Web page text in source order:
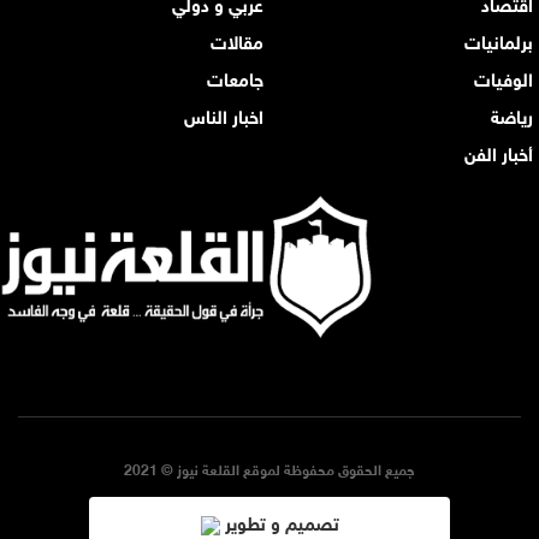
برلمانيات
مقالات
الوفيات
جامعات
رياضة
اخبار الناس
أخبار الفن
جميع الحقوق محفوظة لموقع القلعة نيوز © 2021
تصميم و تطوير